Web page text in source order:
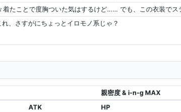
着たことで度胸ついた気はするけど…… でも、この衣装でス
、さすがにちょっとイロモノ系じゃ？
親密度 & i-n-g MAX
ATK HP